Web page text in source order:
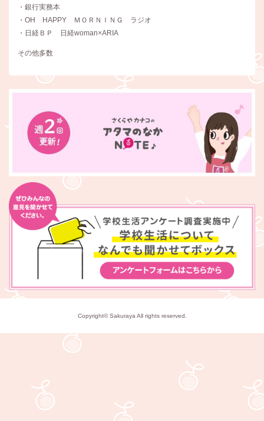
・銀行実務本
・OH HAPPY ＭＯＲＮＩＮＧ ラジオ
・日経ＢＰ 日経woman×ARIA
その他多数
Copyright© Sakuraya All rights reserved.